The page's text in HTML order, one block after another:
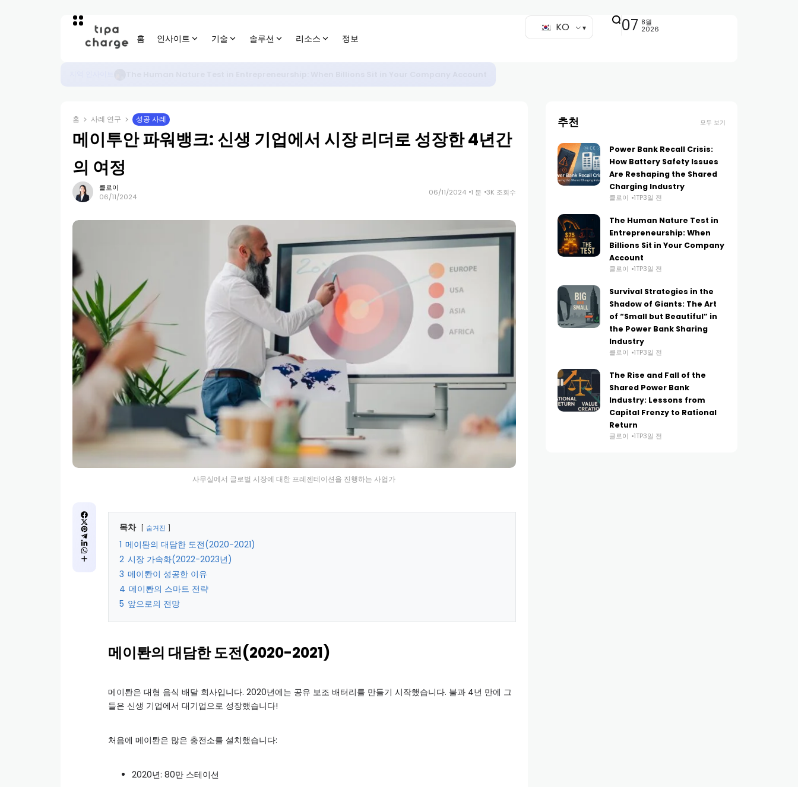
홈 인사이트 기술 솔루션 리소스 정보
KO 07 8월
2026
홈 사례 연구 성공 사례
메이투안 파워뱅크: 신생 기업에서 시장 리더로 성장한 4년간
의 여정
클로이
06/11/2024
06/11/2024 1 분 3K 조회수
사무실에서 글로벌 시장에 대한 프레젠테이션을 진행하는 사업가
목차 숨겨진
1 메이퇀의 대담한 도전(2020-2021)
2 시장 가속화(2022-2023년)
3 메이퇀이 성공한 이유
4 메이퇀의 스마트 전략
5 앞으로의 전망
메이퇀의 대담한 도전(2020-2021)
메이퇀은 대형 음식 배달 회사입니다. 2020년에는 공유 보조 배터리를 만들기 시작했습니다. 불과 4년 만에 그
들은 신생 기업에서 대기업으로 성장했습니다!
처음에 메이퇀은 많은 충전소를 설치했습니다:
2020년: 80만 스테이션
추천 모두 보기
Power Bank Recall Crisis:
How Battery Safety Issues
Are Reshaping the Shared
Charging Industry
클로이 1TP3일 전
The Human Nature Test in
Entrepreneurship: When
Billions Sit in Your Company
Account
클로이 1TP3일 전
Survival Strategies in the
Shadow of Giants: The Art
of “Small but Beautiful” in
the Power Bank Sharing
Industry
클로이 1TP3일 전
The Rise and Fall of the
Shared Power Bank
Industry: Lessons from
Capital Frenzy to Rational
Return
클로이 1TP3일 전